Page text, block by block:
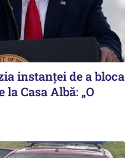
instanţei de a bloca
Casa Albă: „O